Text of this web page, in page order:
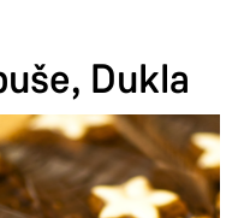
Dukla